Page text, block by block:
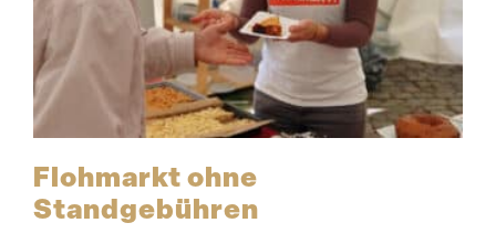
Flohmarkt ohne
Standgebühren